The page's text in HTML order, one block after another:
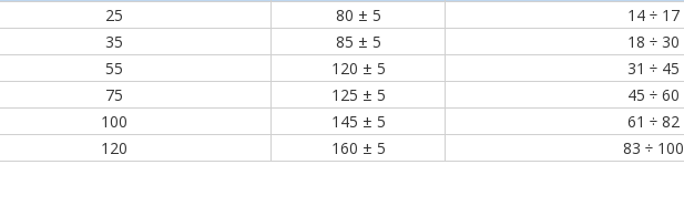
25 80 ± 5
14 ÷ 17
35 85 ± 5
18 ÷ 30
55 120 ± 5
31 ÷ 45
75 125 ± 5
45 ÷ 60
100 145 ± 5
61 ÷ 82
120 160 ± 5 83 ÷ 100